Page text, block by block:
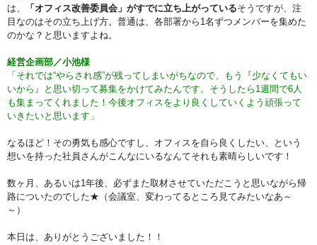
は、
「オフィス改善委員会」がすでに立ち上がっているそうですが、注
目なのはその立ち上げ方。普通は、各部署から1名ずつメンバーを集めた
のかな？と思いますよね。
経営企画部／小池様
「それでは“やらされ感”が残ってしまいがちなので、もう『少なくてもい
いから』と思い切って募集をかけてみたんです。そうしたら1週間で6人
も集まってくれました！今後オフィスをより良くしていくよう頑張って
いきたいと思います」
なるほど！その勇気も感心ですし、オフィスを自ら良くしたい、という
想いを持った社員さんがこんなにいるなんてそれも素晴らしいです！
数ヶ月、あるいは1年後、必ずまた取材させていただこうと思いながら帰
路についたのでした★（会議室、変わってるところ見てみたいなあ～
～）
本日は、ありがとうございました！！